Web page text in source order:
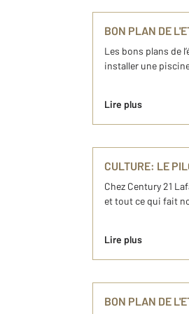
BON PLAN DE
Les bons plans de
installer une
Lire plus
CULTURE: LE
Chez Century 21
et tout ce qui fait
Lire plus
BON PLAN DE